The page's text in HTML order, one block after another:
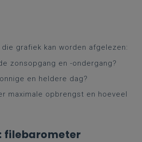
grafiek kan worden afgelezen:
zonsopgang en -ondergang?
en heldere dag?
maximale opbrengst en hoeveel
filebarometer